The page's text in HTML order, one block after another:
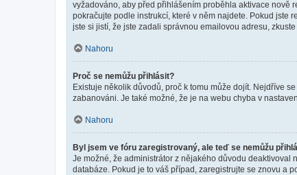
vyžadováno, aby před přihlášením proběhla aktivace nově
pokračujte podle instrukcí, které v něm najdete. Pokud jste
jste si jistí, že jste zadali správnou emailovou adresu,
Nahoru
Proč se nemůžu přihlásit?
Existuje několik důvodů, proč k tomu může dojít. Nejdříve
zabanováni. Je také možné, že je na webu chyba v
Nahoru
Byl jsem ve fóru zaregistrovaný, ale teď se nemůžu
Je možné, že administrátor z nějakého důvodu
databáze. Pokud je to váš případ, zaregistrujte se znovu a